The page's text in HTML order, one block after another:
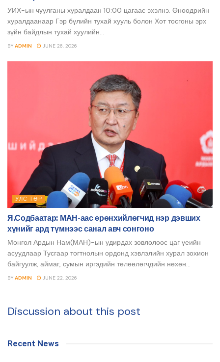
УИХ-ын чуулганы хуралдаан 10:00 цагаас эхэлнэ. Өнөөдрийн
хуралдаанаар Гэр бүлийн тухай хууль болон Хот тосгоны эрх
зүйн байдлын тухай хуулийн...
BY ADMIN JUNE 26, 2026
УЛС ТӨР
Я.Содбаатар: МАН-аас ерөнхийлөгчид нэр дэвших
хүнийг ард түмнээс санал авч сонгоно
Монгол Ардын Нам(МАН)-ын удирдах зөвлөлөөс цаг үеийн
асуудлаар Тусгаар тогтнолын ордонд хэвлэлийн хурал зохион
байгуулж, аймаг, сумын иргэдийн төлөөлөгчдийн нөхөн...
BY ADMIN JUNE 22, 2026
Discussion about this post
Recent News